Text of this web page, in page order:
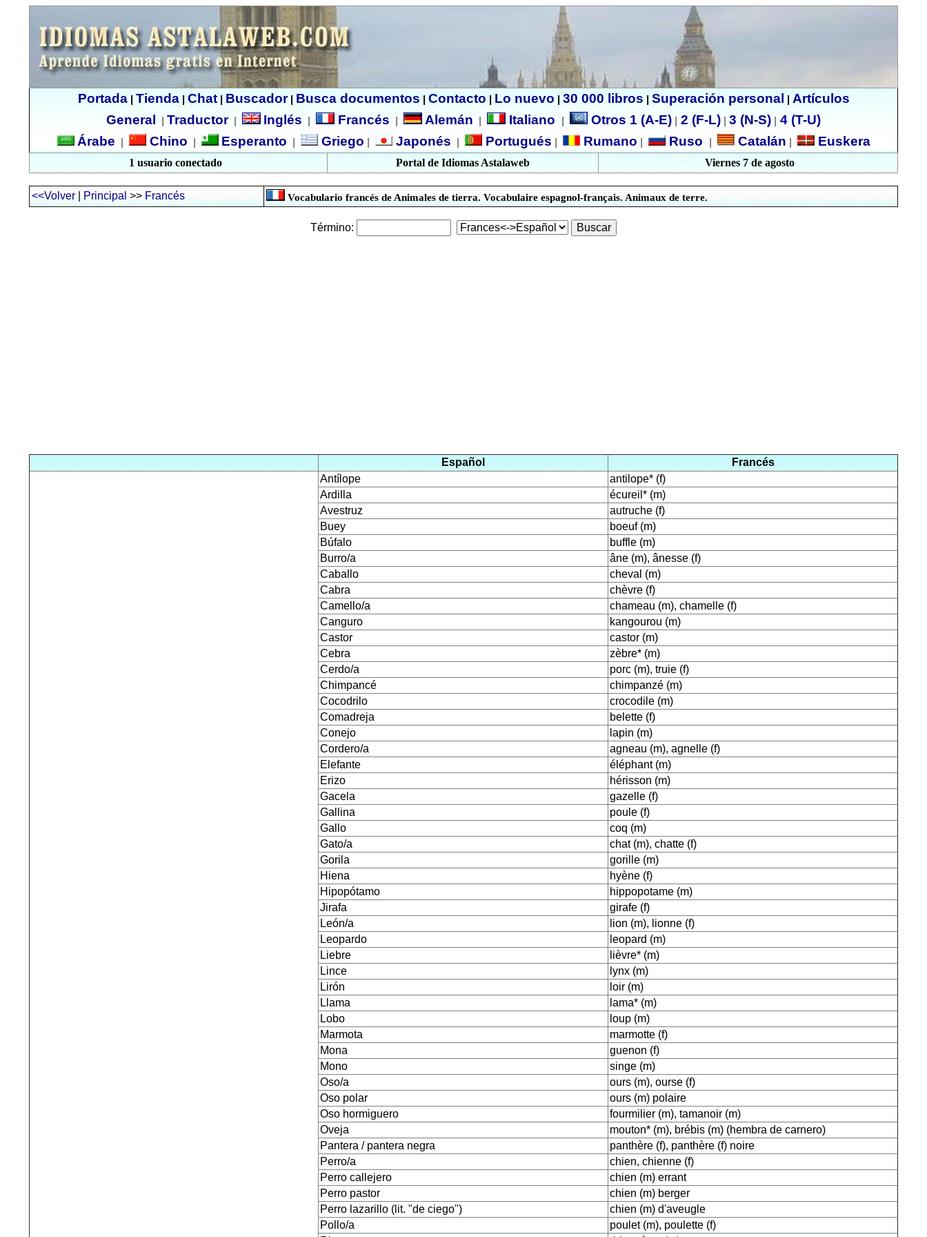
Portada| Tienda| Chat| Buscador| Busca documentos Contacto Lo nuevo 30 000 libros Superación personal
Artículos
General
Traductor| Inglés Francés Alemán Italiano Otros 1 (A-E) 2 (F-L) 3 (N-S)
4 (T-U)
Árabe
Chino Esperanto Griego Japonés Portugués Rumano Ruso Catalán Euskera
1 usuario conectado Portal de Idiomas Astalaweb Viernes 7 de agosto
<<Volver Principal >> Francés Vocabulario francés de Animales de tierra. Vocabulaire espagnol-français. Animaux de terre.
Término:
Español
Francés
Antílope
antilope* (f)
Ardilla
écureil* (m)
Avestruz
autruche (f)
Buey
boeuf (m)
Búfalo
buffle (m)
Burro/a
âne (m), ânesse (f)
Caballo
cheval (m)
Cabra
chèvre (f)
Camello/a
chameau (m), chamelle (f)
Canguro
kangourou (m)
Castor
castor (m)
Cebra
zèbre* (m)
Cerdo/a
porc (m), truie (f)
Chimpancé
chimpanzé (m)
Cocodrilo
crocodile (m)
Comadreja
belette (f)
Conejo
lapin (m)
Cordero/a
agneau (m), agnelle (f)
Elefante
éléphant (m)
Erizo
hérisson (m)
Gacela
gazelle (f)
Gallina
poule (f)
Gallo
coq (m)
Gato/a
chat (m), chatte (f)
Gorila
gorille (m)
Hiena
hyène (f)
Hipopótamo
hippopotame (m)
Jirafa
girafe (f)
León/a
lion (m), lionne (f)
Leopardo
leopard (m)
Liebre
lièvre* (m)
Lince
lynx (m)
Lirón
loir (m)
Llama
lama* (m)
Lobo
loup (m)
Marmota
marmotte (f)
Mona
guenon (f)
Mono
singe (m)
Oso/a
ours (m), ourse (f)
Oso polar
ours (m) polaire
Oso hormiguero
fourmilier (m), tamanoir (m)
Oveja
mouton* (m), brébis (m) (hembra de carnero)
Pantera / pantera negra
panthère (f), panthère (f) noire
Perro/a
chien, chienne (f)
Perro callejero
chien (m) errant
Perro pastor
chien (m) berger
Perro lazarillo (lit. "de ciego")
chien (m) d'aveugle
Pollo/a
poulet (m), poulette (f)